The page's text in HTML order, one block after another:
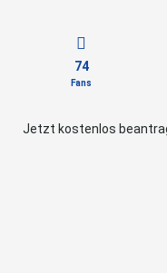
74
Fans
Jetzt kostenlos